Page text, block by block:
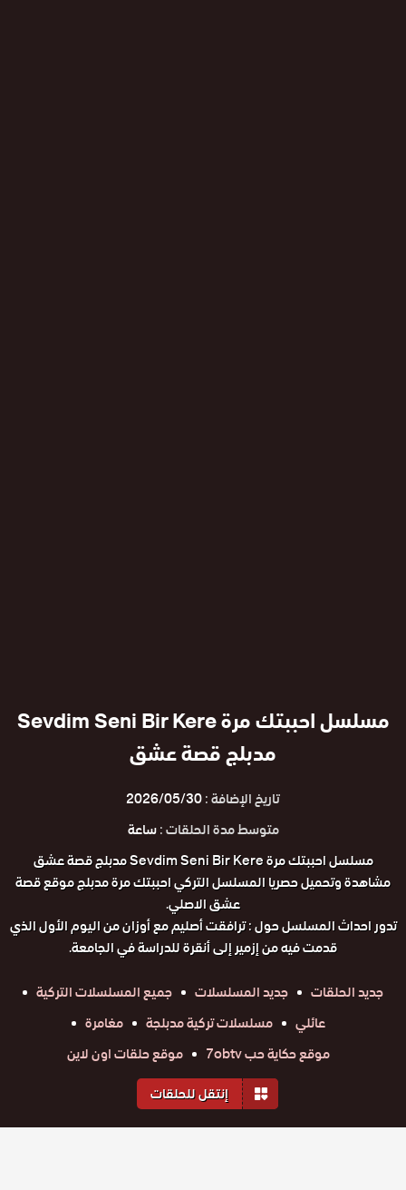
مسلسل احببتك مرة Sevdim Seni Bir Kere
مدبلج قصة عشق
تاريخ الإضافة :2026/05/30
متوسط مدة الحلقات :ساعة
مسلسل احببتك مرة Sevdim Seni Bir Kere مدبلج قصة عشق
مشاهدة وتحميل حصريا المسلسل التركي احببتك مرة مدبلج موقع قصة
عشق الاصلي.
تدور احداث المسلسل حول : ترافقت أصليم مع أوزان من اليوم الأول الذي
قدمت فيه من إزمير إلى أنقرة للدراسة في الجامعة.
جديد الحلقات
جديد المسلسلات
جميع المسلسلات التركية
عائلي
مسلسلات تركية مدبلجة
مغامرة
موقع حكاية حب 7obtv
موقع حلقات اون لاين
إنتقل للحلقات